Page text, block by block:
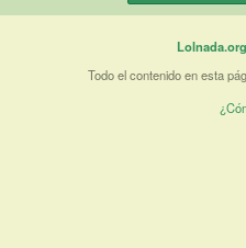
Lolnada.org
Todo el contenido en esta